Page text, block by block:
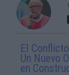
El
Un Nuevo
en